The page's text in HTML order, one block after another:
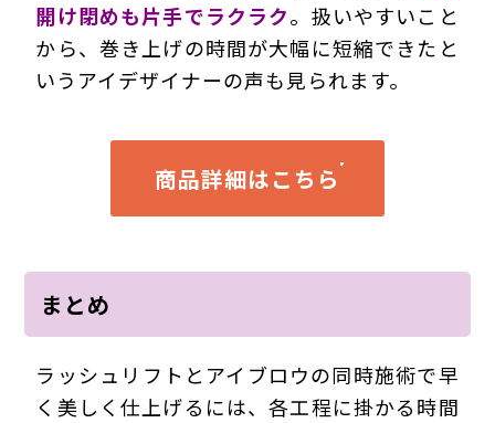
開け閉めも片手でラクラク。扱いやすいこと
から、巻き上げの時間が大幅に短縮できたと
いうアイデザイナーの声も見られます。
商品詳細はこちら
まとめ
ラッシュリフトとアイブロウの同時施術で早
く美しく仕上げるには、各工程に掛かる時間